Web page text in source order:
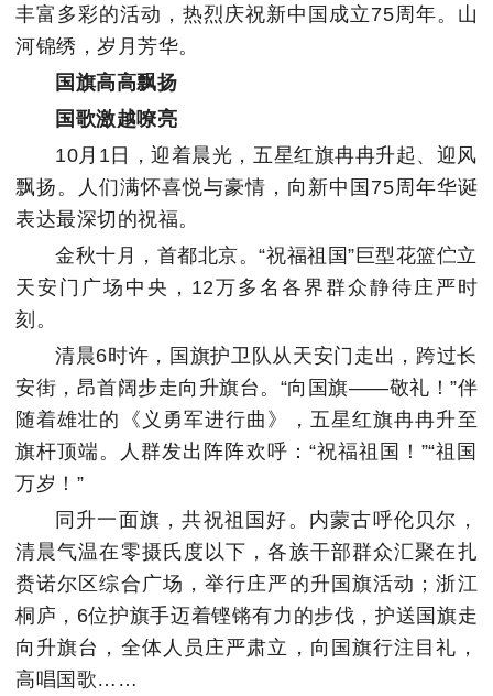
丰富多彩的活动，热烈庆祝新中国成立75周年。山
河锦绣，岁月芳华。
国旗高高飘扬
国歌激越嘹亮
10月1日，迎着晨光，五星红旗冉冉升起、迎风
飘扬。人们满怀喜悦与豪情，向新中国75周年华诞
表达最深切的祝福。
金秋十月，首都北京。“祝福祖国”巨型花篮伫立
天安门广场中央，12万多名各界群众静待庄严时
刻。
清晨6时许，国旗护卫队从天安门走出，跨过长
安街，昂首阔步走向升旗台。“向国旗——敬礼！”伴
随着雄壮的《义勇军进行曲》，五星红旗冉冉升至
旗杆顶端。人群发出阵阵欢呼：“祝福祖国！”“祖国
万岁！”
同升一面旗，共祝祖国好。内蒙古呼伦贝尔，
清晨气温在零摄氏度以下，各族干部群众汇聚在扎
赉诺尔区综合广场，举行庄严的升国旗活动；浙江
桐庐，6位护旗手迈着铿锵有力的步伐，护送国旗走
向升旗台，全体人员庄严肃立，向国旗行注目礼，
高唱国歌……